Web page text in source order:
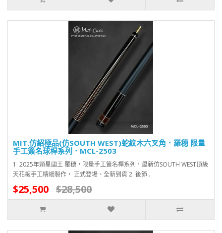
MIT.仿紹極品(仿SOUTH WEST)蛇紋木六叉角．羅穗 限量
手工簽名球桿系列．MCL-2503
1. 2025年顆星國王 羅穗，限量手工簽名桿系列，最新仿SOUTH WEST頂級
天花板手工精細製作， 正式登場、全新到貨 2. 後節..
$25,500 $28,500